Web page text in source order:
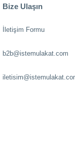
Bize Ulaşın
İletişim Formu
b2b@istemulakat.com